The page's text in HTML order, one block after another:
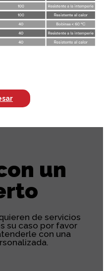
un
de servicios
su caso por favor
con una